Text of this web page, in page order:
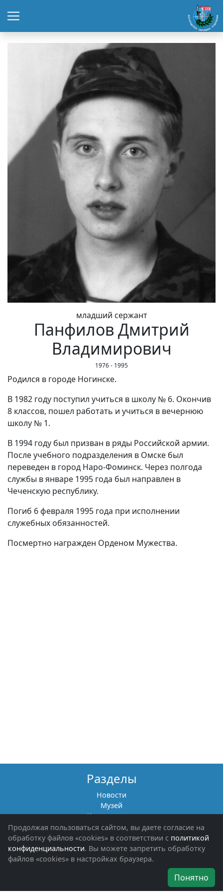
младший сержант
Панфилов Дмитрий
Владимирович
1976 - 1995
Родился в городе Ногинске.
В 1982 году поступил учиться в школу № 6. Окончив
8 классов, пошел работать и учиться в вечернюю
школу № 1.
В 1994 году был призван в ряды Российской армии.
После учебного подразделения в Омске был
переведен в город Наро-Фоминск. Через полгода
службы в январе 1995 года был направлен в
Чеченскую республику.
Погиб 6 февраля 1995 года при исполнении
служебных обязанностей.
Посмертно награжден Орденом Мужества.
Разделы
Новости
Музей
Книги памяти
Фотоальбомы
Обращения граждан
Помощь участникам СВО и их семьям
Об организации
Продолжая пользоваться сайтом, вы даете согласие на
обработку файлов «cookies» в соответствии с политикой
конфиденциальности. Вы можете запретить обработку
файлов «cookies» в настройках браузера.
Понятно